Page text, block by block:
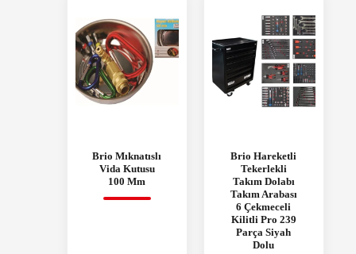
Brio Mıknatıslı
Vida Kutusu
100 Mm
Brio Hareketli
Tekerlekli
Takım Dolabı
Takım Arabası
6 Çekmeceli
Kilitli Pro 239
Parça Siyah
Dolu